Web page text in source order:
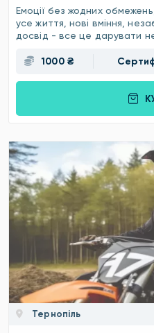
Емоції без жодних
усе життя, нові вміння,
досвід - все це дарувати
1000 ₴
Тернопіль